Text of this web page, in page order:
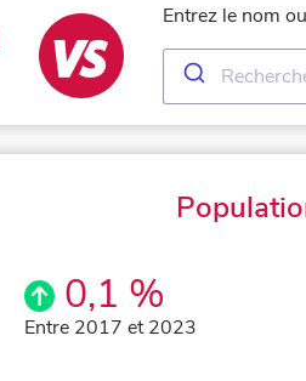
Entrez le nom
0,1 %
Entre 2017 et 2023